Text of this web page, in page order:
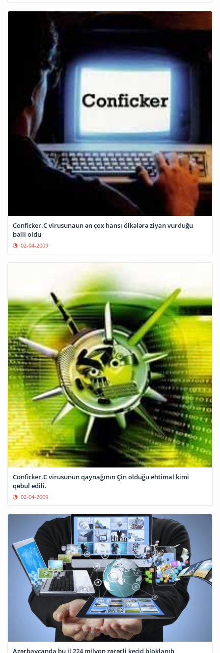
Conficker.C virusunaun ən çox hansı ölkələrə ziyan vurduğu
bəlli oldu
02-04-2009
Conficker.C virusunun qaynağının Çin olduğu ehtimal kimi
qəbul edili.
02-04-2009
Azərbaycanda bu il 224 milyon zərərli keçid bloklanıb